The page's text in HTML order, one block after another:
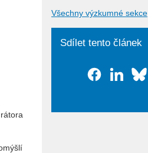
Všechny výzkumné sekce
Sdílet tento článek